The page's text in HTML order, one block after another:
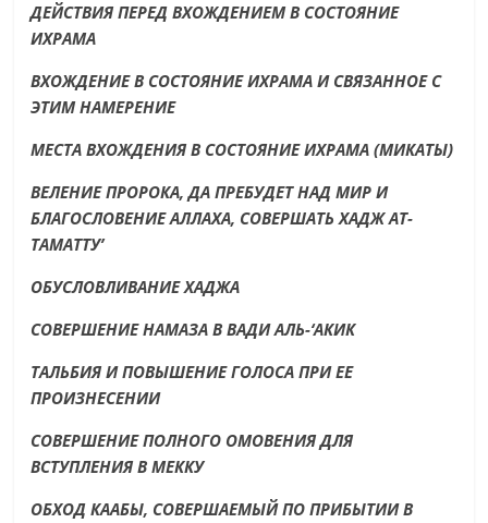
ДЕЙСТВИЯ ПЕРЕД ВХОЖДЕНИЕМ В СОСТОЯНИЕ
ИХРАМА
ВХОЖДЕНИЕ В СОСТОЯНИЕ ИХРАМА И СВЯЗАННОЕ С
ЭТИМ НАМЕРЕНИЕ
МЕСТА ВХОЖДЕНИЯ В СОСТОЯНИЕ ИХРАМА (МИКАТЫ)
ВЕЛЕНИЕ ПРОРОКА, ДА ПРЕБУДЕТ НАД МИР И
БЛАГОСЛОВЕНИЕ АЛЛАХА, СОВЕРШАТЬ ХАДЖ АТ-
ТАМАТТУ’
ОБУСЛОВЛИВАНИЕ ХАДЖА
СОВЕРШЕНИЕ НАМАЗА В ВАДИ АЛЬ-‘АКИК
ТАЛЬБИЯ И ПОВЫШЕНИЕ ГОЛОСА ПРИ ЕЕ
ПРОИЗНЕСЕНИИ
СОВЕРШЕНИЕ ПОЛНОГО ОМОВЕНИЯ ДЛЯ
ВСТУПЛЕНИЯ В МЕККУ
ОБХОД КААБЫ, СОВЕРШАЕМЫЙ ПО ПРИБЫТИИ В